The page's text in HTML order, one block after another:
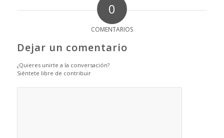
0
COMENTARIOS
Dejar un comentario
¿Quieres unirte a la conversación?
Siéntete libre de contribuir